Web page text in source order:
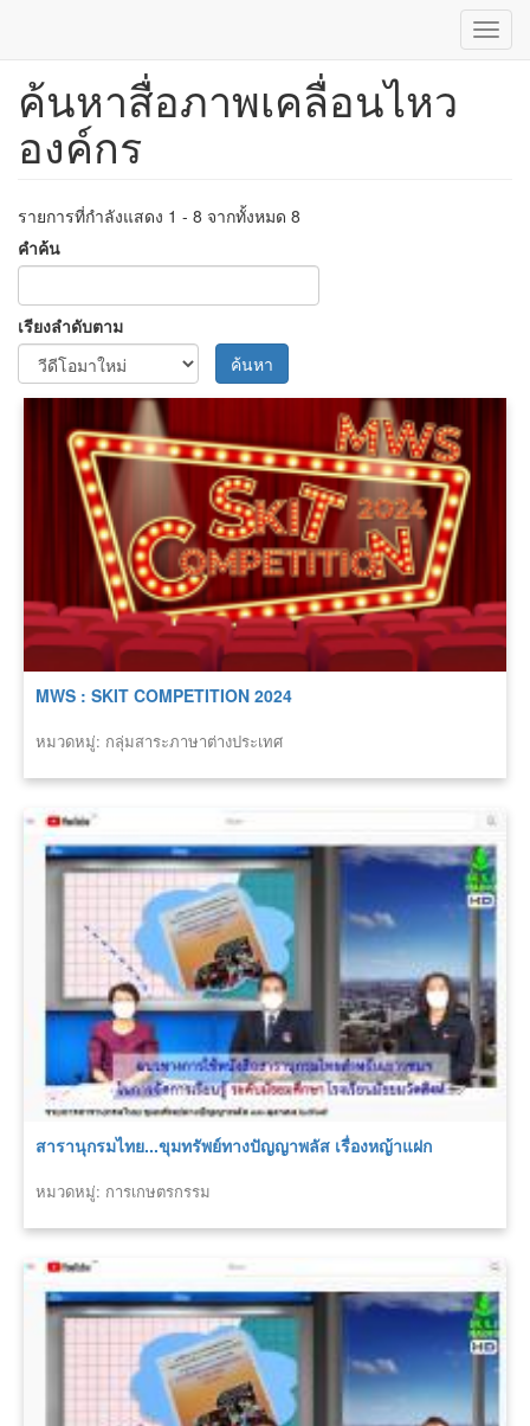
ข้าม
เนื้อหา
ค้นหาสื่อภาพเคลื่อนไหว
องค์กร
รายการที่กำลังแสดง 1 - 8 จากทั้งหมด 8
คำค้น
เรียงลำดับตาม
ค้นหา
MWS : SKIT COMPETITION 2024
หมวดหมู่: กลุ่มสาระภาษาต่างประเทศ
สารานุกรมไทย...ขุมทรัพย์ทางปัญญาพลัส เรื่องหญ้าแฝก
หมวดหมู่: การเกษตรกรรม